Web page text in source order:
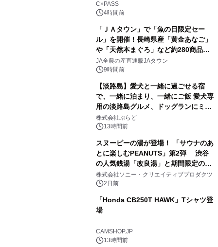
C×PASS
4時間前
「ＪＡタウン」で「魚の日限定セー
ル」を開催！長崎県産「黄金あなご」
や「天然本まぐろ」など約280商品を
販売！～毎月１０日の定例企画～
JA全農の産直通販JAタウン
9時間前
【淡路島】愛犬と一緒に過ごせる宿
で、一緒に泊まり、一緒にご飯 愛犬専
用の淡路島グルメ、ドッグランにミニ
プール グランピングとトレーラーハウ
スの2施設で
株式会社ぷらど
13時間前
スヌーピーの湯が登場！ 「サウナのあ
とに楽しむPEANUTS」第2弾 渋谷
の人気銭湯「改良湯」と期間限定のコ
ラボレーション サウナイキタイコラ
ボグッズも発売決定！
株式会社ソニー・クリエイティブプロダクツ
2日前
「Honda CB250T HAWK」Tシャツ登
場
CAMSHOP.JP
13時間前